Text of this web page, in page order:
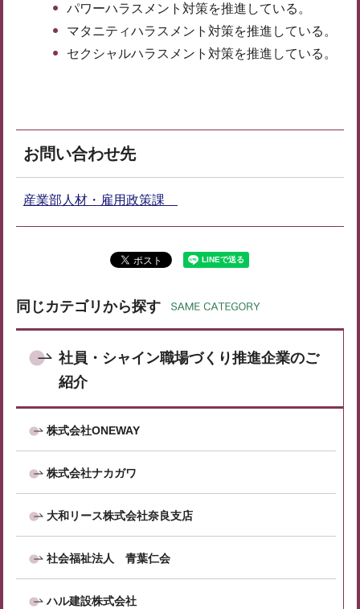
パワーハラスメント対策を推進している。
マタニティハラスメント対策を推進している。
セクシャルハラスメント対策を推進している。
お問い合わせ先
産業部人材・雇用政策課
同じカテゴリから探す
社員・シャイン職場づくり推進企業のご
紹介
株式会社ONEWAY
株式会社ナカガワ
大和リース株式会社奈良支店
社会福祉法人 青葉仁会
ハル建設株式会社